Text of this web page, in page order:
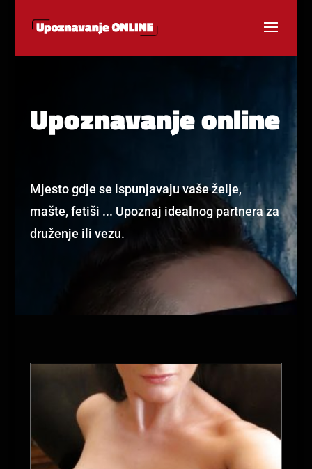
Upoznavanje online
Mjesto gdje se ispunjavaju vaše želje,
mašte, fetiši ... Upoznaj idealnog partnera za
druženje ili vezu.